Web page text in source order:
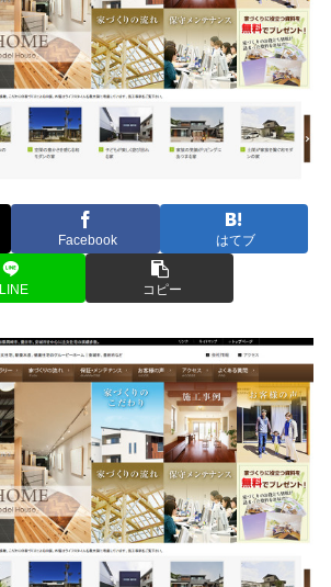
Facebook はてブ
LINE コピー